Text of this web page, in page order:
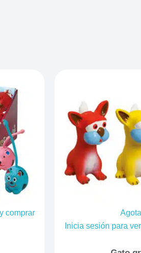
comprar
Inicia sesión para